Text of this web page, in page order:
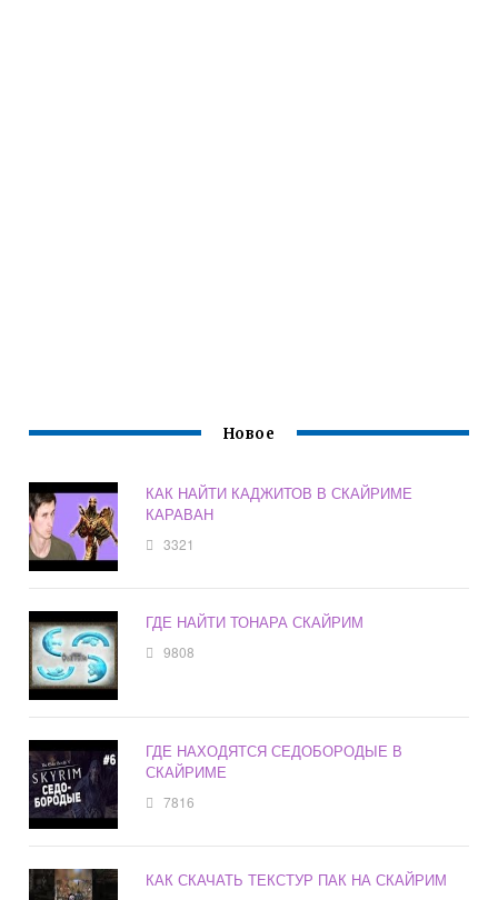
Новое
КАК НАЙТИ КАДЖИТОВ В СКАЙРИМЕ
КАРАВАН
3321
ГДЕ НАЙТИ ТОНАРА СКАЙРИМ
9808
ГДЕ НАХОДЯТСЯ СЕДОБОРОДЫЕ В
СКАЙРИМЕ
7816
КАК СКАЧАТЬ ТЕКСТУР ПАК НА СКАЙРИМ